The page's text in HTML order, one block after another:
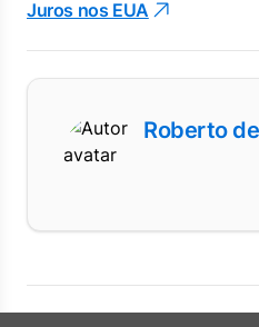
Juros nos EUA
Roberto